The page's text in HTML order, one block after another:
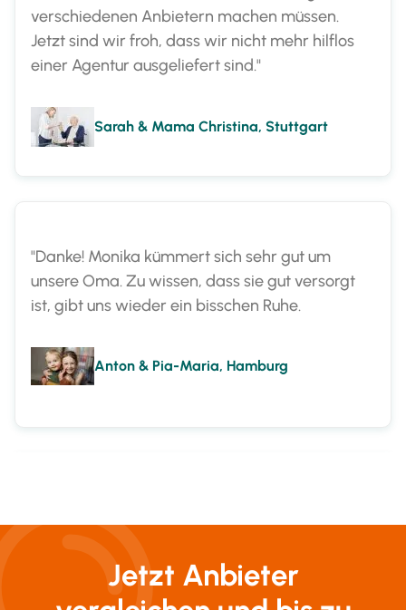
verschiedenen Anbietern machen müssen.
Jetzt sind wir froh, dass wir nicht mehr hilflos
einer Agentur ausgeliefert sind."
Sarah & Mama Christina, Stuttgart
"Danke! Monika kümmert sich sehr gut um
unsere Oma. Zu wissen, dass sie gut versorgt
ist, gibt uns wieder ein bisschen Ruhe.
Anton & Pia-Maria, Hamburg
Jetzt Anbieter